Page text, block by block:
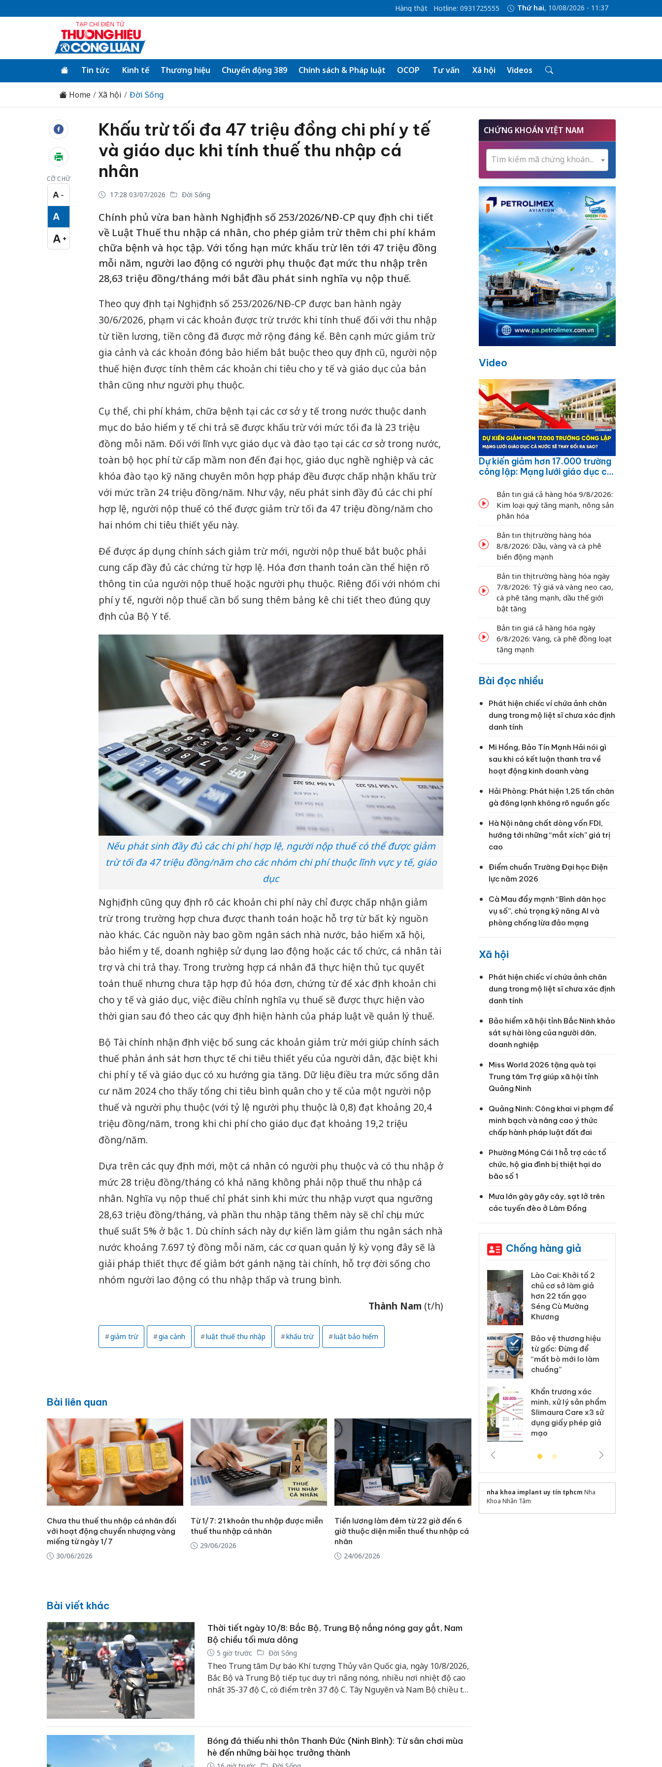
Hàng thật Hotline: 0931725555 Thứ hai, 10/08/2026 - 11:37
Tin tức Kinh tế Thương hiệu Chuyển động 389 Chính sách & Pháp luật OCOP Tư vấn Xã hội Videos
Home Xã hội Đời Sống
CỠ CHỮ
A −
Cỡ chữ nhỏ
A
Cỡ chữ vừa
A +
Cỡ chữ lớn
Khấu trừ tối đa 47 triệu đồng chi phí y tế
và giáo dục khi tính thuế thu nhập cá
nhân
17:28 03/07/2026 Đời Sống
Chính phủ vừa ban hành Nghị định số 253/2026/NĐ-CP quy định chi tiết
về Luật Thuế thu nhập cá nhân, cho phép giảm trừ thêm chi phí khám
chữa bệnh và học tập. Với tổng hạn mức khấu trừ lên tới 47 triệu đồng
mỗi năm, người lao động có người phụ thuộc đạt mức thu nhập trên
28,63 triệu đồng/tháng mới bắt đầu phát sinh nghĩa vụ nộp thuế.
Theo quy định tại Nghị định số 253/2026/NĐ-CP được ban hành ngày
30/6/2026, phạm vi các khoản được trừ trước khi tính thuế đối với thu nhập
từ tiền lương, tiền công đã được mở rộng đáng kể. Bên cạnh mức giảm trừ
gia cảnh và các khoản đóng bảo hiểm bắt buộc theo quy định cũ, người nộp
thuế hiện được tính thêm các khoản chi tiêu cho y tế và giáo dục của bản
thân cũng như người phụ thuộc.
Cụ thể, chi phí khám, chữa bệnh tại các cơ sở y tế trong nước thuộc danh
mục do bảo hiểm y tế chi trả sẽ được khấu trừ với mức tối đa là 23 triệu
đồng mỗi năm. Đối với lĩnh vực giáo dục và đào tạo tại các cơ sở trong nước,
toàn bộ học phí từ cấp mầm non đến đại học, giáo dục nghề nghiệp và các
khóa đào tạo kỹ năng chuyên môn hợp pháp đều được chấp nhận khấu trừ
với mức trần 24 triệu đồng/năm. Như vậy, nếu phát sinh đầy đủ các chi phí
hợp lệ, người nộp thuế có thể được giảm trừ tối đa 47 triệu đồng/năm cho
hai nhóm chi tiêu thiết yếu này.
Để được áp dụng chính sách giảm trừ mới, người nộp thuế bắt buộc phải
cung cấp đầy đủ các chứng từ hợp lệ. Hóa đơn thanh toán cần thể hiện rõ
thông tin của người nộp thuế hoặc người phụ thuộc. Riêng đối với nhóm chi
phí y tế, người nộp thuế cần bổ sung thêm bảng kê chi tiết theo đúng quy
định của Bộ Y tế.
Nếu phát sinh đầy đủ các chi phí hợp lệ, người nộp thuế có thể được giảm
trừ tối đa 47 triệu đồng/năm cho các nhóm chi phí thuộc lĩnh vực y tế, giáo
dục
Nghị định cũng quy định rõ các khoản chi phí này chỉ được chấp nhận giảm
trừ trong trường hợp chưa được thanh toán hoặc hỗ trợ từ bất kỳ nguồn
nào khác. Các nguồn này bao gồm ngân sách nhà nước, bảo hiểm xã hội,
bảo hiểm y tế, doanh nghiệp sử dụng lao động hoặc các tổ chức, cá nhân tài
trợ và chi trả thay. Trong trường hợp cá nhân đã thực hiện thủ tục quyết
toán thuế nhưng chưa tập hợp đủ hóa đơn, chứng từ để xác định khoản chi
cho y tế và giáo dục, việc điều chỉnh nghĩa vụ thuế sẽ được thực hiện vào
thời gian sau đó theo các quy định hiện hành của pháp luật về quản lý thuế.
Bộ Tài chính nhận định việc bổ sung các khoản giảm trừ mới giúp chính sách
thuế phản ánh sát hơn thực tế chi tiêu thiết yếu của người dân, đặc biệt khi
chi phí y tế và giáo dục có xu hướng gia tăng. Dữ liệu điều tra mức sống dân
cư năm 2024 cho thấy tổng chi tiêu bình quân cho y tế của một người nộp
thuế và người phụ thuộc (với tỷ lệ người phụ thuộc là 0,8) đạt khoảng 20,4
triệu đồng/năm, trong khi chi phí cho giáo dục đạt khoảng 19,2 triệu
đồng/năm.
Dựa trên các quy định mới, một cá nhân có người phụ thuộc và có thu nhập ở
mức 28 triệu đồng/tháng có khả năng không phải nộp thuế thu nhập cá
nhân. Nghĩa vụ nộp thuế chỉ phát sinh khi mức thu nhập vượt qua ngưỡng
28,63 triệu đồng/tháng, và phần thu nhập tăng thêm này sẽ chỉ chịu mức
thuế suất 5% ở bậc 1. Dù chính sách này dự kiến làm giảm thu ngân sách nhà
nước khoảng 7.697 tỷ đồng mỗi năm, các cơ quan quản lý kỳ vọng đây sẽ là
giải pháp thiết thực để giảm bớt gánh nặng tài chính, hỗ trợ đời sống cho
nhóm người lao động có thu nhập thấp và trung bình.
Thành Nam (t/h)
giảm trừ gia cảnh luật thuế thu nhập khấu trừ luật bảo hiểm
Bài liên quan
Chưa thu thuế thu nhập cá nhân đối
với hoạt động chuyển nhượng vàng
miếng từ ngày 1/7
30/06/2026
Từ 1/7: 21 khoản thu nhập được miễn
thuế thu nhập cá nhân
29/06/2026
Tiền lương làm đêm từ 22 giờ đến 6
giờ thuộc diện miễn thuế thu nhập cá
nhân
24/06/2026
Bài viết khác
Thời tiết ngày 10/8: Bắc Bộ, Trung Bộ nắng nóng gay gắt, Nam
Bộ chiều tối mưa dông
5 giờ trước Đời Sống
Theo Trung tâm Dự báo Khí tượng Thủy văn Quốc gia, ngày 10/8/2026,
Bắc Bộ và Trung Bộ tiếp tục duy trì nắng nóng, nhiều nơi nhiệt độ cao
nhất 35-37 độ C, có điểm trên 37 độ C. Tây Nguyên và Nam Bộ chiều tối
Bóng đá thiếu nhi thôn Thanh Đức (Ninh Bình): Từ sân chơi mùa
hè đến những bài học trưởng thành
CHỨNG KHOÁN VIỆT NAM
Tìm kiếm mã chứng khoán...
Video
Dự kiến giảm hơn 17.000 trường
công lập: Mạng lưới giáo dục cả
Bản tin giá cả hàng hóa 9/8/2026:
Kim loại quý tăng mạnh, nông sản
phân hóa
Bản tin thị trường hàng hóa
8/8/2026: Dầu, vàng và cà phê
biến động mạnh
Bản tin thị trường hàng hóa ngày
7/8/2026: Tỷ giá và vàng neo cao,
cà phê tăng mạnh, dầu thế giới
bật tăng
Bản tin giá cả hàng hóa ngày
6/8/2026: Vàng, cà phê đồng loạt
tăng mạnh
Bài đọc nhiều
Phát hiện chiếc ví chứa ảnh chân
dung trong mộ liệt sĩ chưa xác định
danh tính
Mi Hồng, Bảo Tín Mạnh Hải nói gì
sau khi có kết luận thanh tra về
hoạt động kinh doanh vàng
Hải Phòng: Phát hiện 1,25 tấn chân
gà đông lạnh không rõ nguồn gốc
Hà Nội nâng chất dòng vốn FDI,
hướng tới những “mắt xích” giá trị
cao
Điểm chuẩn Trường Đại học Điện
lực năm 2026
Cà Mau đẩy mạnh “Bình dân học
vụ số”, chú trọng kỹ năng AI và
phòng chống lừa đảo mạng
Xã hội
Phát hiện chiếc ví chứa ảnh chân
dung trong mộ liệt sĩ chưa xác định
danh tính
Bảo hiểm xã hội tỉnh Bắc Ninh khảo
sát sự hài lòng của người dân,
doanh nghiệp
Miss World 2026 tặng quà tại
Trung tâm Trợ giúp xã hội tỉnh
Quảng Ninh
Quảng Ninh: Công khai vi phạm để
minh bạch và nâng cao ý thức
chấp hành pháp luật đất đai
Phường Móng Cái 1 hỗ trợ các tổ
chức, hộ gia đình bị thiệt hại do
bão số 1
Mưa lớn gây gãy cây, sạt lở trên
các tuyến đèo ở Lâm Đồng
Chống hàng giả
kinh doanh
Lào Cai: Khởi tố 2
chủ cơ sở làm giả
hơn 22 tấn gạo
Séng Cù Mường
Khương
Bảo vệ thương hiệu
từ gốc: Đừng để
“mất bò mới lo làm
chuồng”
Khẩn trương xác
minh, xử lý sản phẩm
Slimaura Care x3 sử
dụng giấy phép giả
mạo
nha khoa implant uy tín tphcm Nha
Khoa Nhân Tâm